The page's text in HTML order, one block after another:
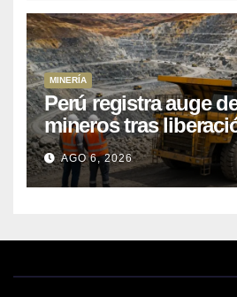
MINERÍA
Perú registra auge
mineros tras
de mil concesiones
cobre y oro
AGO 6, 2026